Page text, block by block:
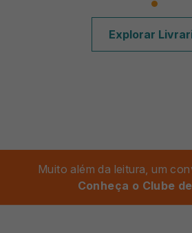
Explorar
Muito além da leitura, um
Conheça o Clube